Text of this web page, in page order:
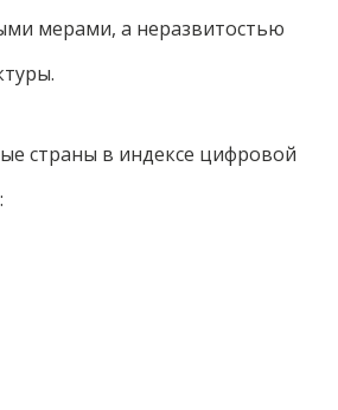
мерами, а неразвитостью
страны в индексе цифровой